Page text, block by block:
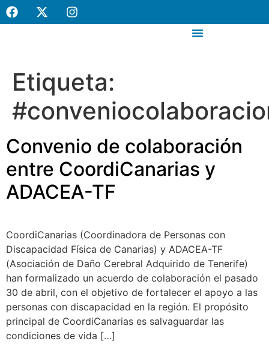
contenido
Etiqueta:
Convenio de colaboración
entre CoordiCanarias y
ADACEA-TF
CoordiCanarias (Coordinadora de Personas con
Discapacidad Física de Canarias) y ADACEA-TF
(Asociación de Daño Cerebral Adquirido de Tenerife)
han formalizado un acuerdo de colaboración el pasado
30 de abril, con el objetivo de fortalecer el apoyo a las
personas con discapacidad en la región. El propósito
principal de CoordiCanarias es salvaguardar las
condiciones de vida […]